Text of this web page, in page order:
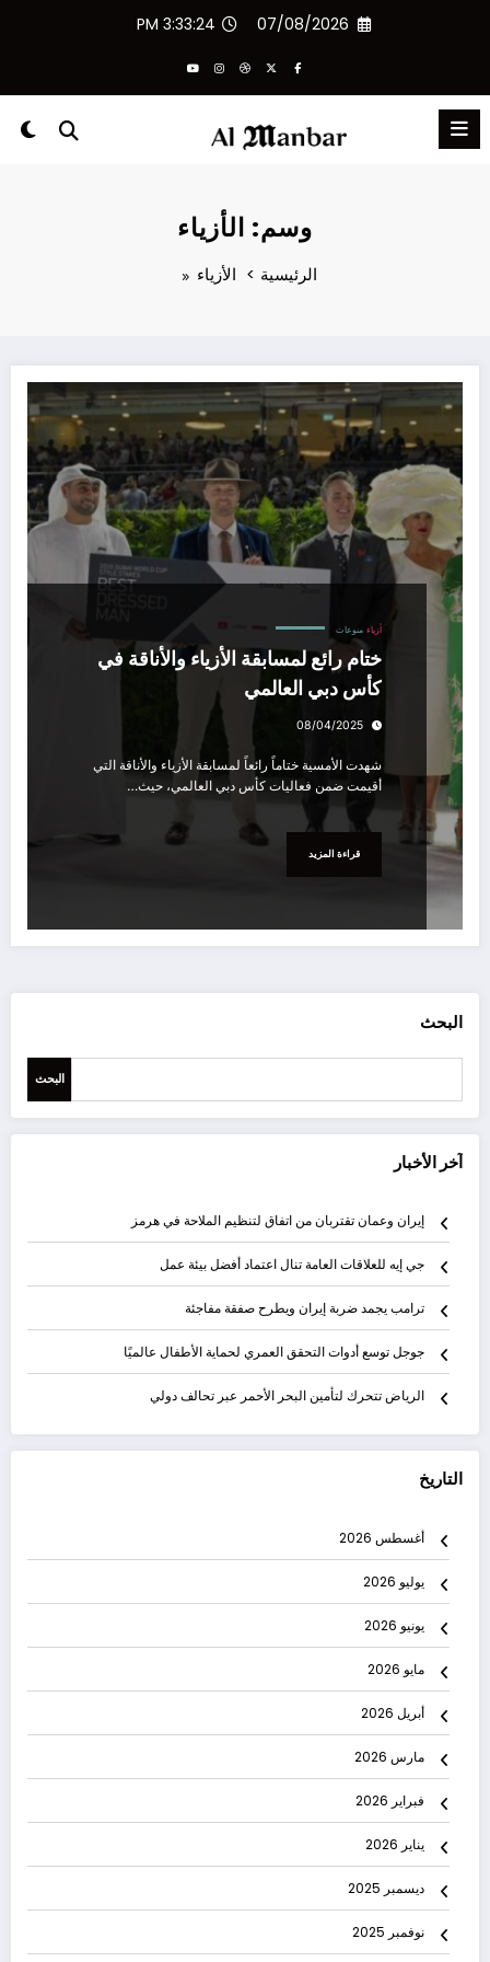
07/08/2026
3:33:24 PM
وسم: الأزياء
الرئيسية الأزياء
أزياء منوعات
ختام رائع لمسابقة الأزياء والأناقة في
كأس دبي العالمي
08/04/2025
شهدت الأمسية ختاماً رائعاً لمسابقة الأزياء والأناقة التي
أقيمت ضمن فعاليات كأس دبي العالمي، حيث…
قراءة المزيد
البحث
البحث
آخر الأخبار
إيران وعمان تقتربان من اتفاق لتنظيم الملاحة في هرمز
جي إيه للعلاقات العامة تنال اعتماد أفضل بيئة عمل
ترامب يجمد ضربة إيران ويطرح صفقة مفاجئة
جوجل توسع أدوات التحقق العمري لحماية الأطفال عالميًا
الرياض تتحرك لتأمين البحر الأحمر عبر تحالف دولي
التاريخ
أغسطس 2026
يوليو 2026
يونيو 2026
مايو 2026
أبريل 2026
مارس 2026
فبراير 2026
يناير 2026
ديسمبر 2025
نوفمبر 2025